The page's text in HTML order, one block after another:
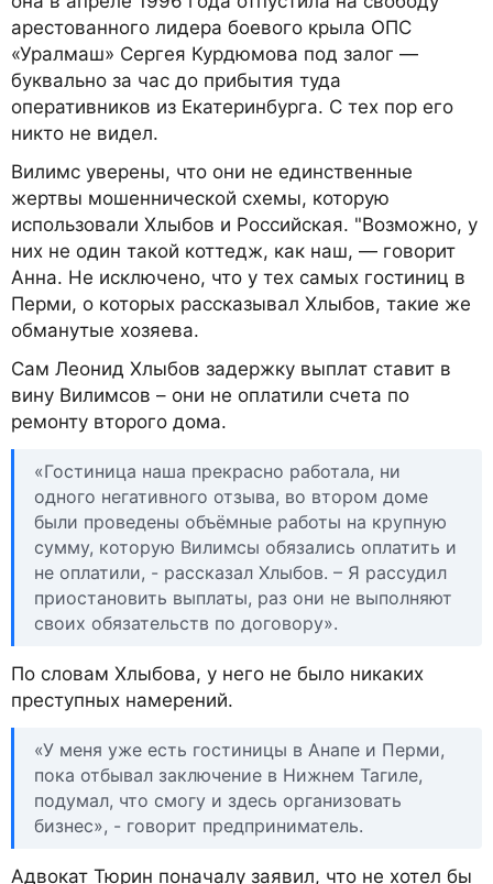
арестованного лидера боевого крыла ОПС
«Уралмаш» Сергея Курдюмова под залог —
буквально за час до прибытия туда
оперативников из Екатеринбурга. С тех пор его
никто не видел.
Вилимс уверены, что они не единственные
жертвы мошеннической схемы, которую
использовали Хлыбов и Российская. "Возможно, у
них не один такой коттедж, как наш, — говорит
Анна. Не исключено, что у тех самых гостиниц в
Перми, о которых рассказывал Хлыбов, такие же
обманутые хозяева.
Сам Леонид Хлыбов задержку выплат ставит в
вину Вилимсов – они не оплатили счета по
ремонту второго дома.
«Гостиница наша прекрасно работала, ни
одного негативного отзыва, во втором доме
были проведены объёмные работы на крупную
сумму, которую Вилимсы обязались оплатить и
не оплатили, - рассказал Хлыбов. – Я рассудил
приостановить выплаты, раз они не выполняют
своих обязательств по договору».
По словам Хлыбова, у него не было никаких
преступных намерений.
«У меня уже есть гостиницы в Анапе и Перми,
пока отбывал заключение в Нижнем Тагиле,
подумал, что смогу и здесь организовать
бизнес», - говорит предприниматель.
Адвокат Тюрин поначалу заявил, что не хотел бы